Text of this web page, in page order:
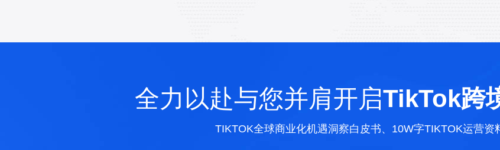
全力以赴与您并肩开启TikTok跨
TIKTOK全球商业化机遇洞察白皮书、10W字TIKTOK运营资